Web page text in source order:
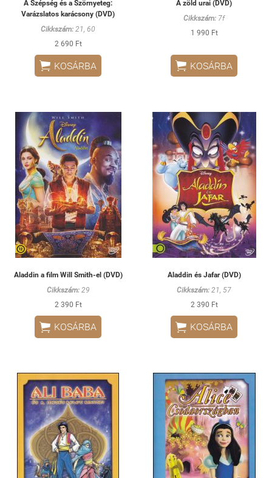
A Szépség és a Szörnyeteg:
Varázslatos karácsony (DVD)
Cikkszám: 21, 60
2 690 Ft
 KOSÁRBA
A zöld urai (DVD)
Cikkszám: 7f
1 990 Ft
 KOSÁRBA
Aladdin a film Will Smith-el (DVD)
Cikkszám:29
2 390 Ft
 KOSÁRBA
Aladdin és Jafar (DVD)
Cikkszám: 21, 57
2 390 Ft
 KOSÁRBA